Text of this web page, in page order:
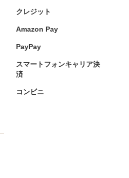
クレジット
Amazon Pay
PayPay
スマートフォンキャリア決
済
コンビニ